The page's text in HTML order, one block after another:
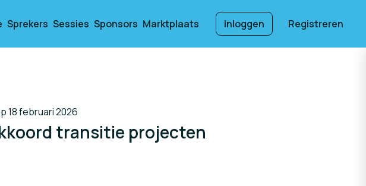
Sprekers Sessies Sponsors Marktplaats Inloggen Registreren
18 februari 2026
transitie projecten